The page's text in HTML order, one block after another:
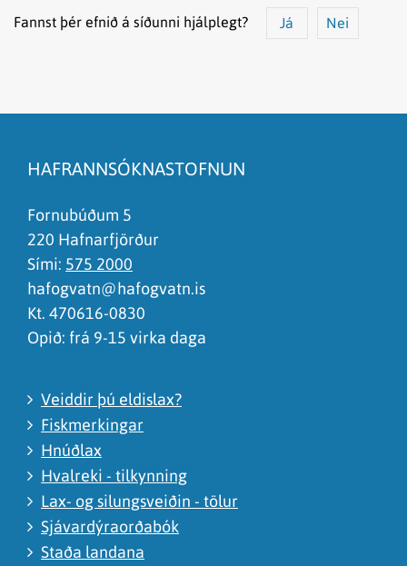
Fannst þér efnið á síðunni hjálplegt? Já Nei
Það er of mikið efni á síðunni
Ég skil ekki efnið, finnst það of flókið
HAFRANNSÓKNASTOFNUN
Fornubúðum 5
220 Hafnarfjörður
Sími: 575 2000
hafogvatn@hafogvatn.is
Kt. 470616-0830
Opið: frá 9-15 virka daga
Veiddir þú eldislax?
Fiskmerkingar
Hnúðlax
Hvalreki - tilkynning
Lax- og silungsveiðin - tölur
Sjávardýraorðabók
Staða landana